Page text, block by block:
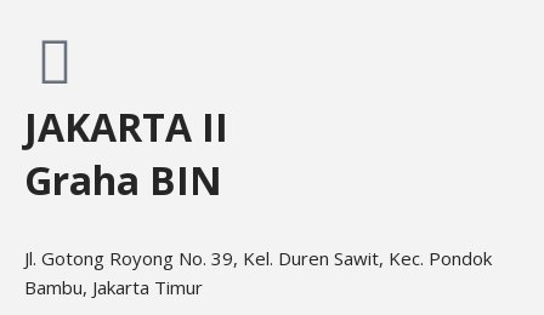
JAKARTA II
Graha BIN
Jl. Gotong Royong No. 39, Kel. Duren Sawit, Kec. Pondok
Bambu, Jakarta Timur